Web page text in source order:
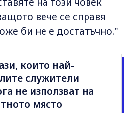
вече се справя
би не е достатъчно."
които най-
служители
не използват на
място